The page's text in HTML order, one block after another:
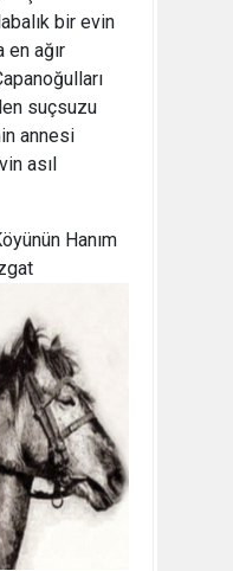
bir evin
ağır
suçsuzu
annesi
asıl
Hanım